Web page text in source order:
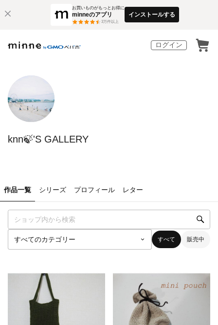
お買いものがもっとお得に
minneのアプリ
3万件以上
インストールする
ログイン
knn🍃'S GALLERY
作品一覧 シリーズ プロフィール レター
すべて 販売中